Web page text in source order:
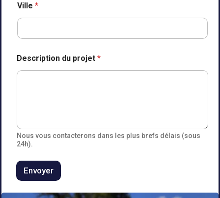
Ville *
é
l
e
f
a
i
l
e
Description du projet *
Nous vous contacterons dans les plus brefs délais (sous
24h).
Envoyer